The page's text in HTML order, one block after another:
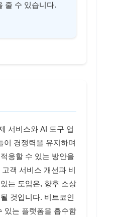
줄 수 있습니다.
서비스와 AI 도구 업
이 경쟁력을 유지하며
응할 수 있는 방안을
객 서비스 개선과 비
는 도입은, 향후 소상
것입니다. 비트코인
있는 플랫폼을 흡수함